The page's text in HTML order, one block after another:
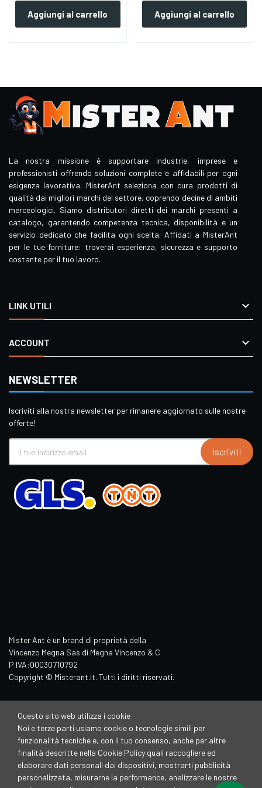
Aggiungi al carrello Aggiungi al carrello
La nostra missione è supportare industrie, imprese e
professionisti offrendo soluzioni complete e affidabili per ogni
esigenza lavorativa. MisterAnt seleziona con cura prodotti di
qualità dai migliori marchi del settore, coprendo decine di ambiti
merceologici. Siamo distributori diretti dei marchi presenti a
catalogo, garantendo competenza tecnica, disponibilità e un
servizio dedicato che facilita ogni scelta. Affidati a MisterAnt
per le tue forniture: troverai esperienza, sicurezza e supporto
costante per il tuo lavoro.
LINK UTILI 
ACCOUNT 
NEWSLETTER
Iscriviti alla nostra newsletter per rimanere aggiornato sulle nostre
offerte!
Iscriviti
Mister Ant è un brand di proprietà della
Vincenzo Megna Sas di Megna Vincenzo & C
P.IVA:00030710792
Copyright © Misterant.it. Tutti i diritti riservati.
Questo sito web utilizza i cookie
Noi e terze parti usiamo cookie o tecnologie simili per
funzionalità tecniche e, con il tuo consenso, anche per altre
finalità descritte nella Cookie Policy quali raccogliere ed
elaborare dati personali dai dispositivi, mostrarti pubblicità
personalizzata, misurarne la performance, analizzare le nostre